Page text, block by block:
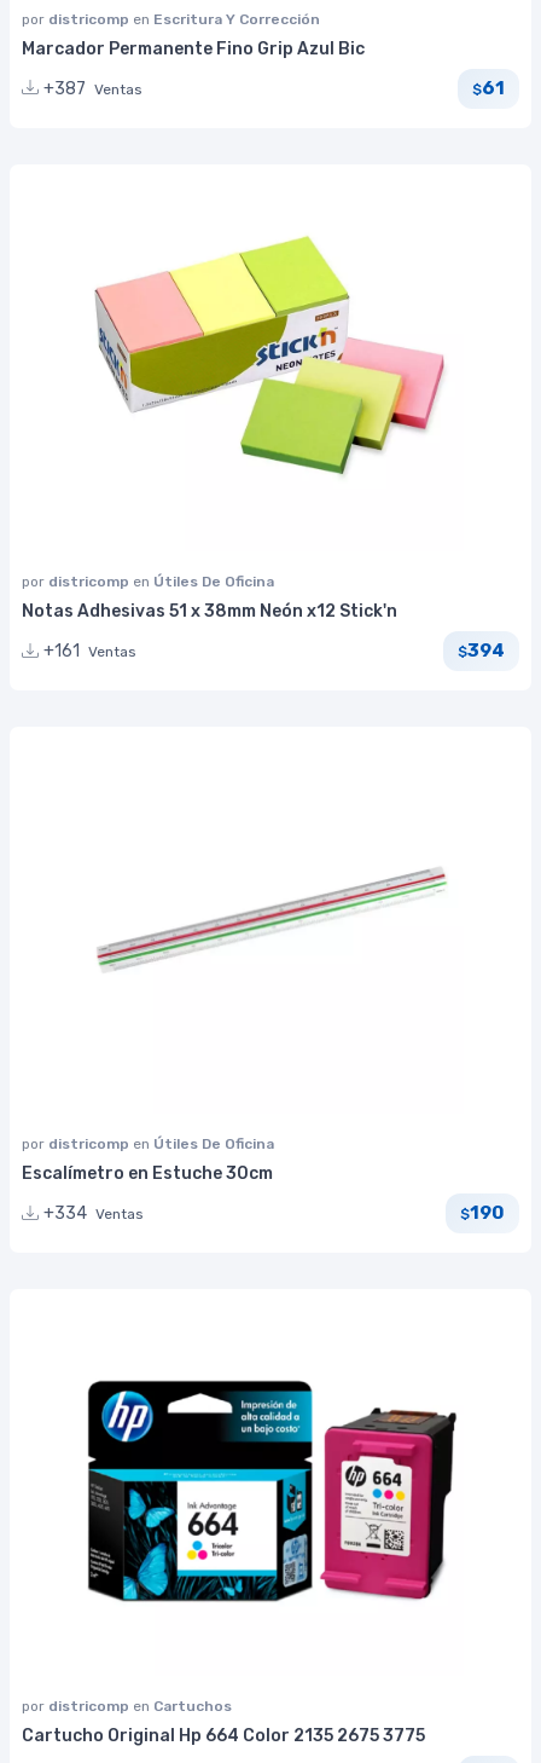
por districomp en Escritura Y Corrección
Marcador Permanente Fino Grip Azul Bic
+387 Ventas $61
por districomp en Útiles De Oficina
Notas Adhesivas 51 x 38mm Neón x12 Stick'n
+161
Ventas $394
por districomp en Útiles De Oficina
Escalímetro en Estuche 30cm
+334 Ventas $190
por districomp en Cartuchos
Cartucho Original Hp 664 Color 2135 2675 3775